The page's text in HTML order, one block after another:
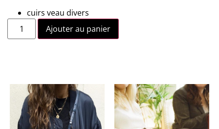
cuirs veau divers
Ajouter au panier